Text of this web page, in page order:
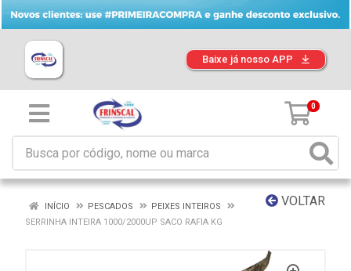
Baixe já nosso APP
0
VOLTAR
INÍCIO PESCADOS
PEIXES INTEIROS
SERRINHA INTEIRA 1000/2000UP SACO RAFIA KG